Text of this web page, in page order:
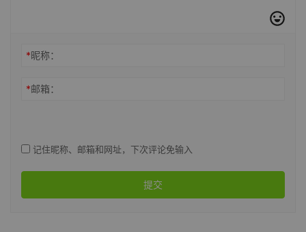
*昵称：
*邮箱：
记住昵称、邮箱和网址，下次评论免输入
提交